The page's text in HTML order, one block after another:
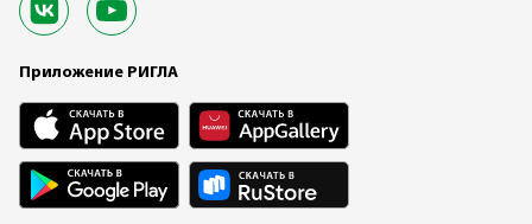
Приложение РИГЛА